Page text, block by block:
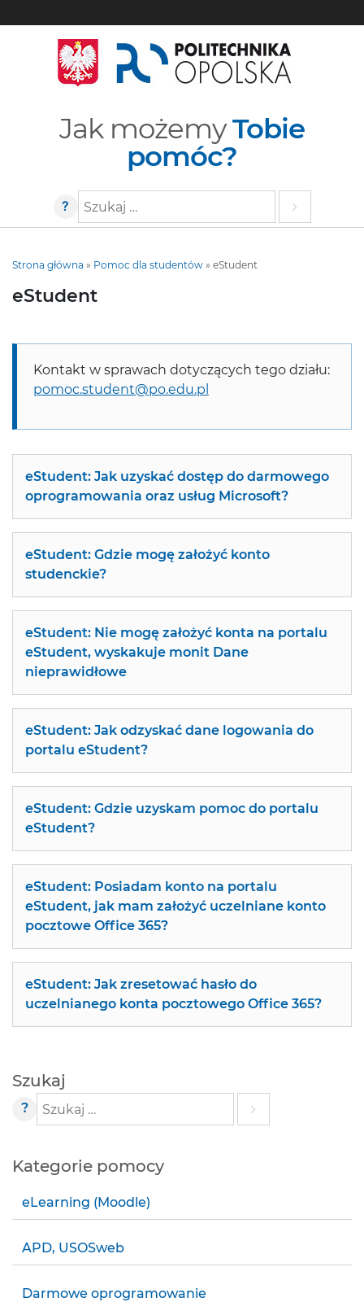
Jak możemyTobie
pomóc?
?
Szukaj
Strona główna » Pomoc dla studentów » eStudent
eStudent
Kontakt w sprawach dotyczących tego działu:
pomoc.student@po.edu.pl
eStudent: Jak uzyskać dostęp do darmowego
oprogramowania oraz usług Microsoft?
eStudent: Gdzie mogę założyć konto
studenckie?
eStudent: Nie mogę założyć konta na portalu
eStudent, wyskakuje monit Dane
nieprawidłowe
eStudent: Jak odzyskać dane logowania do
portalu eStudent?
eStudent: Gdzie uzyskam pomoc do portalu
eStudent?
eStudent: Posiadam konto na portalu
eStudent, jak mam założyć uczelniane konto
pocztowe Office 365?
eStudent: Jak zresetować hasło do
uczelnianego konta pocztowego Office 365?
Szukaj
?
Szukaj
Kategorie pomocy
eLearning (Moodle)
APD, USOSweb
Darmowe oprogramowanie